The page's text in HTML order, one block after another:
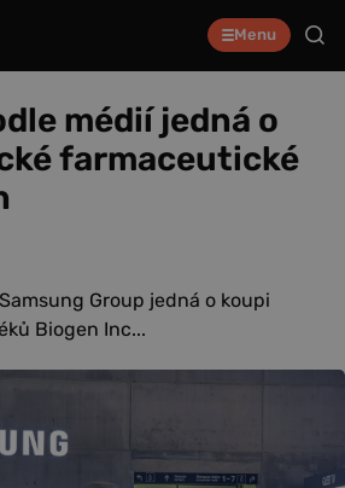
Menu
médií jedná o
farmaceutické
Group jedná o koupi
Biogen Inc...